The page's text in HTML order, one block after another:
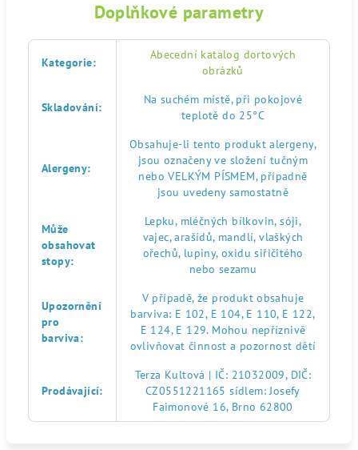
Doplňkové parametry
Kategorie:
Abecední katalog dortových
obrázků
Skladování:
Na suchém místě, při pokojové
teplotě do 25°C
Alergeny:
Obsahuje-li tento produkt alergeny,
jsou označeny ve složení tučným
nebo VELKÝM PÍSMEM, případně
jsou uvedeny samostatně
Může
obsahovat
stopy:
Lepku, mléčných bílkovin, sóji,
vajec, arašídů, mandlí, vlaškých
ořechů, lupiny, oxidu siřičitého
nebo sezamu
Upozornění
pro
barviva:
V případě, že produkt obsahuje
barviva: E 102, E 104, E 110, E 122,
E 124, E 129. Mohou nepříznivě
ovlivňovat činnost a pozornost dětí
Prodávající:
Terza Kultová | IČ: 21032009, DIČ:
CZ0551221165 sídlem: Josefy
Faimonové 16, Brno 62800